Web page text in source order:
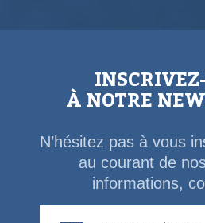
À NOTRE
N’hésitez pas à vous
au courant de
informations,